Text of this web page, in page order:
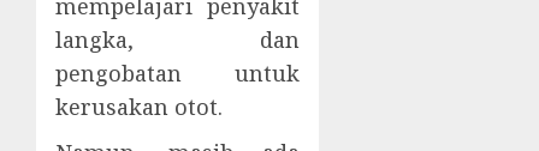
mempelajari penyakit
langka, dan
pengobatan untuk
kerusakan otot.